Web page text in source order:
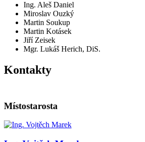
Ing. Aleš Daniel
Miroslav Ouzký
Martin Soukup
Martin Kotásek
Jiří Zeisek
Mgr. Lukáš Herich, DiS.
Kontakty
Místostarosta